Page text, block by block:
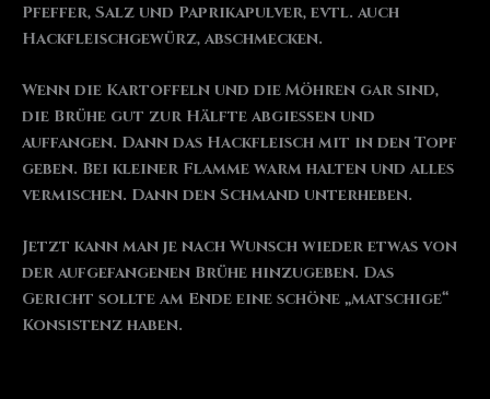
Pfeffer, Salz und Paprikapulver, evtl. auch
Hackfleischgewürz, abschmecken.
Wenn die Kartoffeln und die Möhren gar sind,
die Brühe gut zur Hälfte abgießen und
auffangen. Dann das Hackfleisch mit in den Topf
geben. Bei kleiner Flamme warm halten und alles
vermischen. Dann den Schmand unterheben.
Jetzt kann man je nach Wunsch wieder etwas von
der aufgefangenen Brühe hinzugeben. Das
Gericht sollte am Ende eine schöne „matschige“
Konsistenz haben.